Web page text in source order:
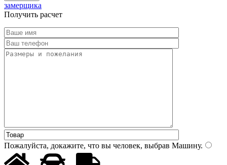
замерщика
Получить расчет
Пожалуйста, докажите, что вы человек, выбрав Машину.